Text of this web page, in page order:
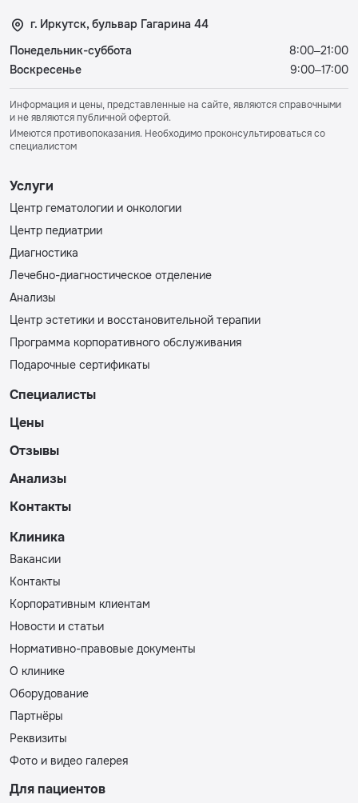
г. Иркутск, бульвар Гагарина 44
Понедельник-суббота
8:00–21:00
Воскресенье
9:00–17:00
Информация и цены, представленные на сайте, являются справочными
и не являются публичной офертой.
Имеются противопоказания. Необходимо проконсультироваться со
специалистом
Услуги
Центр гематологии и онкологии
Центр педиатрии
Диагностика
Лечебно-диагностическое отделение
Анализы
Центр эстетики и восстановительной терапии
Программа корпоративного обслуживания
Подарочные сертификаты
Специалисты
Цены
Отзывы
Анализы
Контакты
Клиника
Вакансии
Контакты
Корпоративным клиентам
Новости и статьи
Нормативно-правовые документы
О клинике
Оборудование
Партнёры
Реквизиты
Фото и видео галерея
Для пациентов